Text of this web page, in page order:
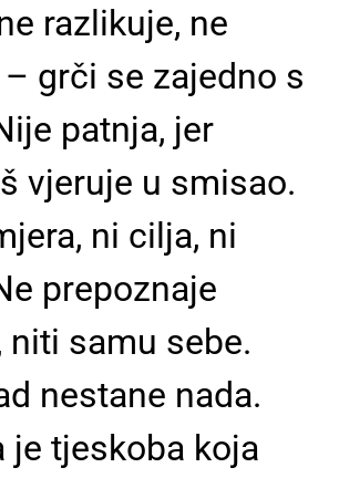
razlikuje, ne
grči se zajedno s
patnja, jer
vjeruje u smisao.
ni cilja, ni
prepoznaje
niti samu sebe.
nestane nada.
je tjeskoba koja